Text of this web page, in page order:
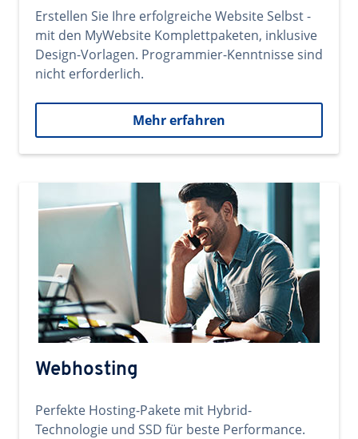
Erstellen Sie Ihre erfolgreiche Website Selbst -
mit den MyWebsite Komplettpaketen, inklusive
Design-Vorlagen. Programmier-Kenntnisse sind
nicht erforderlich.
Mehr erfahren
Webhosting
Perfekte Hosting-Pakete mit Hybrid-
Technologie und SSD für beste Performance.